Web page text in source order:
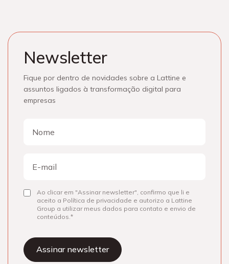
Newsletter
Fique por dentro de novidades sobre a Lattine e
assuntos ligados à transformação digital para
empresas
mail
ConsentirAo clicar em "Assinar newsletter", confirmo que li e
aceito a Política de privacidade e autorizo a Lattine
Group a utilizar meus dados para contato e envio de
conteúdos.